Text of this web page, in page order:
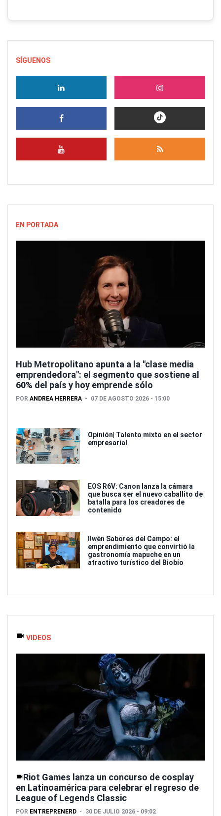
SÍGUENOS
EN PORTADA
Hub Metropolitano apunta a la "clase media
emprendedora": el segmento que sostiene al
60% del país y hoy emprende sólo
POR ANDREA HERRERA 07 DE AGOSTO 2026 - 15:00
Opinión| Talento mixto en el sector
empresarial
EOS R6V: Canon lanza la cámara
que busca ser el nuevo caballito de
batalla para los creadores de
contenido
Ilwén Sabores del Campo: el
emprendimiento que convirtió la
gastronomía mapuche en un
atractivo turístico del Biobío
VIDEOS
Riot Games lanza un concurso de cosplay
en Latinoamérica para celebrar el regreso de
League of Legends Classic
POR ENTREPRENERD 30 DE JULIO 2026 - 09:02